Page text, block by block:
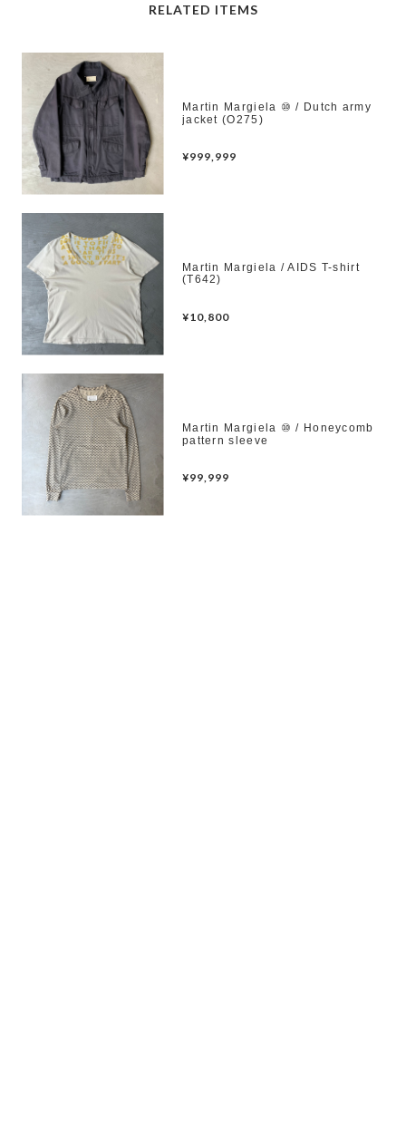
RELATED ITEMS
Martin Margiela ⑩ / Dutch army
jacket (O275)
¥999,999
Martin Margiela / AIDS T-shirt
(T642)
¥10,800
Martin Margiela ⑩ / Honeycomb
pattern sleeve
¥99,999